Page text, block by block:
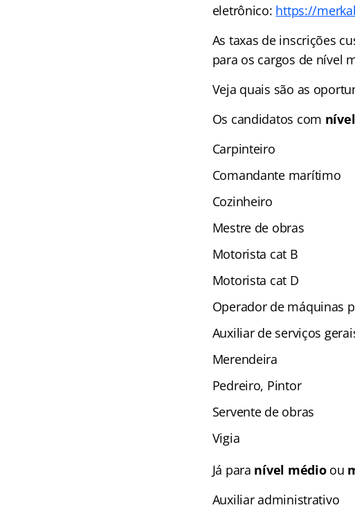
eletrônico: https://
As taxas de inscrições
para os cargos de nível
Veja quais são as
Os candidatos com
Carpinteiro
Comandante marítimo
Cozinheiro
Mestre de obras
Motorista cat B
Motorista cat D
Operador de máquinas
Auxiliar de serviços
Merendeira
Pedreiro, Pintor
Servente de obras
Vigia
Já para nível médioou
Auxiliar administrativo